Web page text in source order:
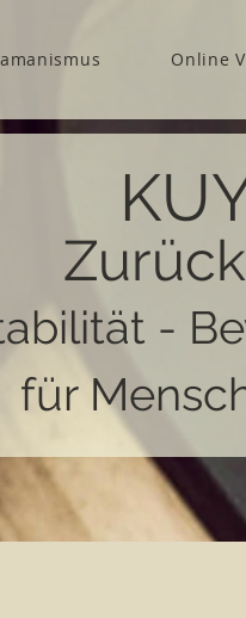
Online
-
für